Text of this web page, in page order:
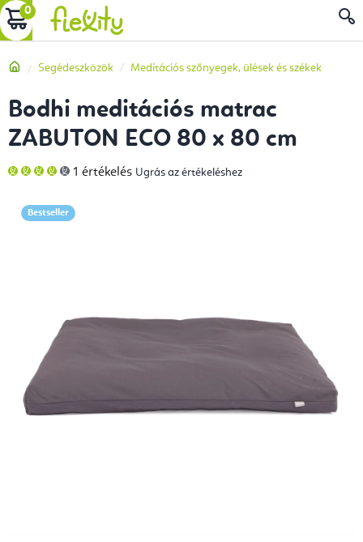
Ugrás
a
tartalomhoz
KOSÁR
Kezdőlap
Segédeszközök Meditációs szőnyegek, ülések és székek
Bodhi meditációs matrac
ZABUTON ECO 80 x 80 cm
A
termék
5-
ből
1 értékelés Ugrás az értékeléshez
Bestseller